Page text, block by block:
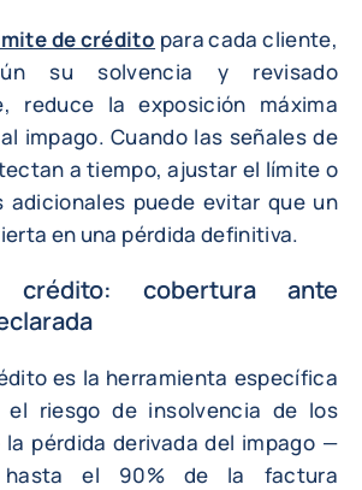
de crédito para cada cliente,
su solvencia y revisado
reduce la exposición máxima
impago. Cuando las señales de
a tiempo, ajustar el límite o
adicionales puede evitar que un
en una pérdida definitiva.
: cobertura ante
es la herramienta específica
el riesgo de insolvencia de los
pérdida derivada del impago —
hasta el 90% de la factura